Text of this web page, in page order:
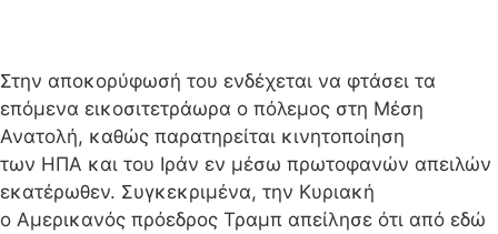
Στην αποκορύφωσή του ενδέχεται να φτάσει τα
επόμενα εικοσιτετράωρα ο πόλεμος στη Μέση
Ανατολή, καθώς παρατηρείται κινητοποίηση
των ΗΠΑ και του Ιράν εν μέσω πρωτοφανών απειλών
εκατέρωθεν. Συγκεκριμένα, την Κυριακή
ο Αμερικανός πρόεδρος Τραμπ απείλησε ότι από εδώ